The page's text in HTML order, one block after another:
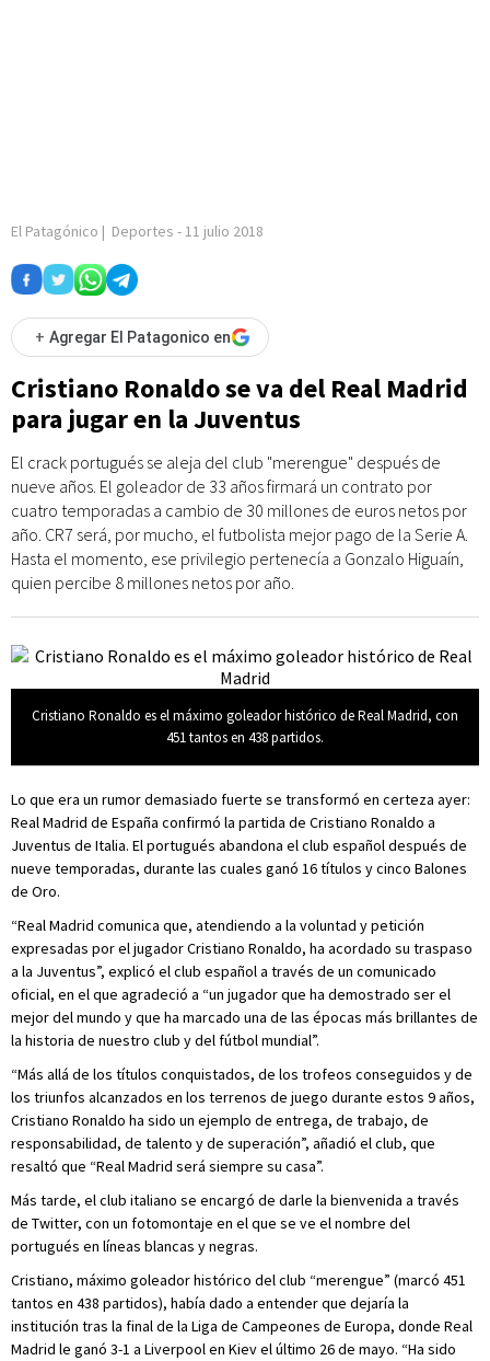
El Patagónico | Deportes - 11 julio 2018
+ Agregar El Patagonico en
Cristiano Ronaldo se va del Real Madrid
para jugar en la Juventus
El crack portugués se aleja del club "merengue" después de
nueve años. El goleador de 33 años firmará un contrato por
cuatro temporadas a cambio de 30 millones de euros netos por
año. CR7 será, por mucho, el futbolista mejor pago de la Serie A.
Hasta el momento, ese privilegio pertenecía a Gonzalo Higuaín,
quien percibe 8 millones netos por año.
Cristiano Ronaldo es el máximo goleador histórico de Real Madrid, con
451 tantos en 438 partidos.
Lo que era un rumor demasiado fuerte se transformó en certeza ayer:
Real Madrid de España confirmó la partida de Cristiano Ronaldo a
Juventus de Italia. El portugués abandona el club español después de
nueve temporadas, durante las cuales ganó 16 títulos y cinco Balones
de Oro.
“Real Madrid comunica que, atendiendo a la voluntad y petición
expresadas por el jugador Cristiano Ronaldo, ha acordado su traspaso
a la Juventus”, explicó el club español a través de un comunicado
oficial, en el que agradeció a “un jugador que ha demostrado ser el
mejor del mundo y que ha marcado una de las épocas más brillantes de
la historia de nuestro club y del fútbol mundial”.
“Más allá de los títulos conquistados, de los trofeos conseguidos y de
los triunfos alcanzados en los terrenos de juego durante estos 9 años,
Cristiano Ronaldo ha sido un ejemplo de entrega, de trabajo, de
responsabilidad, de talento y de superación”, añadió el club, que
resaltó que “Real Madrid será siempre su casa”.
Más tarde, el club italiano se encargó de darle la bienvenida a través
de Twitter, con un fotomontaje en el que se ve el nombre del
portugués en líneas blancas y negras.
Cristiano, máximo goleador histórico del club “merengue” (marcó 451
tantos en 438 partidos), había dado a entender que dejaría la
institución tras la final de la Liga de Campeones de Europa, donde Real
Madrid le ganó 3-1 a Liverpool en Kiev el último 26 de mayo. “Ha sido